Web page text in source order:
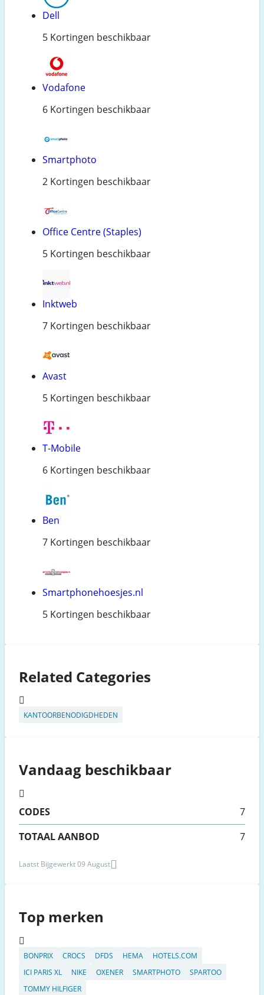
Dell
5 Kortingen beschikbaar
Vodafone
6 Kortingen beschikbaar
Smartphoto
2 Kortingen beschikbaar
Office Centre (Staples)
5 Kortingen beschikbaar
Inktweb
7 Kortingen beschikbaar
Avast
5 Kortingen beschikbaar
T-Mobile
6 Kortingen beschikbaar
Ben
7 Kortingen beschikbaar
Smartphonehoesjes.nl
5 Kortingen beschikbaar
Related Categories
KANTOORBENODIGDHEDEN
Vandaag beschikbaar
CODES
7
TOTAAL AANBOD
7
Laatst Bijgewerkt 09 August
Top merken
BONPRIX CROCS DFDS HEMA
HOTELS.COM
ICI PARIS XL
NIKE OXENER SMARTPHOTO
SPARTOO
TOMMY HILFIGER